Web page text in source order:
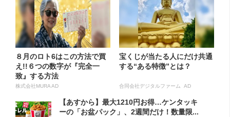
８月のロト6はこの方法で買
え!!６つの数字が『完全一
致』する方法
株式会社MURA AD
宝くじが当たる人にだけ共通
する“ある特徴”とは？
合同会社デジタルファーム AD
【あすから】最大1210円お得…ケンタッキ
ーの「お盆パック」、2週間だけ！数量限...